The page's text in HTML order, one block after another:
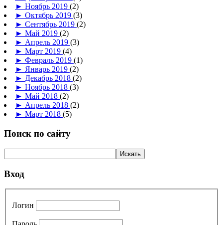
► Ноябрь 2019 (2)
► Октябрь 2019 (3)
► Сентябрь 2019 (2)
► Май 2019 (2)
► Апрель 2019 (3)
► Март 2019 (4)
► Февраль 2019 (1)
► Январь 2019 (2)
► Декабрь 2018 (2)
► Ноябрь 2018 (3)
► Май 2018 (2)
► Апрель 2018 (2)
► Март 2018 (5)
Поиск по сайту
Вход
Логин